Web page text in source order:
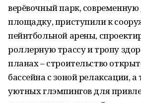
верёвочный парк,
площадку, приступили к
пейнтбольной арены,
роллерную трассу и тропу
планах – строительство
бассейна с зоной релаксации, а
уютных глэмпингов для